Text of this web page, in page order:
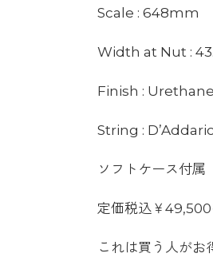
Scale : 648mm
Width at Nut :
Finish :
String :
ソフトケース付属
定価税込￥
これは買う人が